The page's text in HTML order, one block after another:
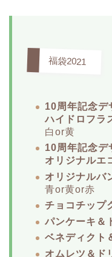
福袋2021
10周年記念デ
ハイドロフラ
白or黄
10周年記念デ
オリジナルエ
オリジナルバ
青or黄or赤
チョコチッ
パンケーキ＆
ベネディクト
オムレツ＆ド